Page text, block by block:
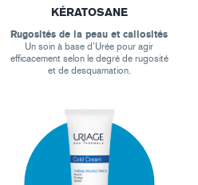
KÉRATOSANE
Rugosités de la peau et callosités
Un soin à base d’Urée pour agir
efficacement selon le degré de rugosité
et de desquamation.